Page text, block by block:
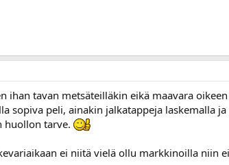
ihan tavan metsäteilläkin eikä maavara
sopiva peli, ainakin jalkatappeja laskemalla
huollon tarve.
ei niitä vielä ollu markkinoilla niin